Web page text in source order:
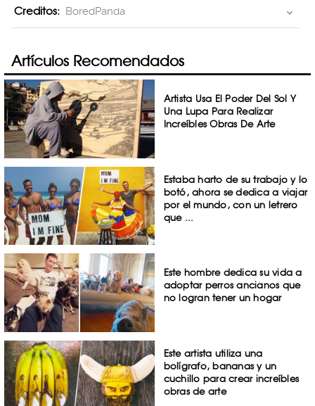
Creditos: BoredPanda
Artículos Recomendados
Artista Usa El Poder Del Sol Y
Una Lupa Para Realizar
Increíbles Obras De Arte
Estaba harto de su trabajo y lo
botó, ahora se dedica a viajar
por el mundo, con un letrero
que ...
Este hombre dedica su vida a
adoptar perros ancianos que
no logran tener un hogar
Este artista utiliza una
bolígrafo, bananas y un
cuchillo para crear increíbles
obras de arte